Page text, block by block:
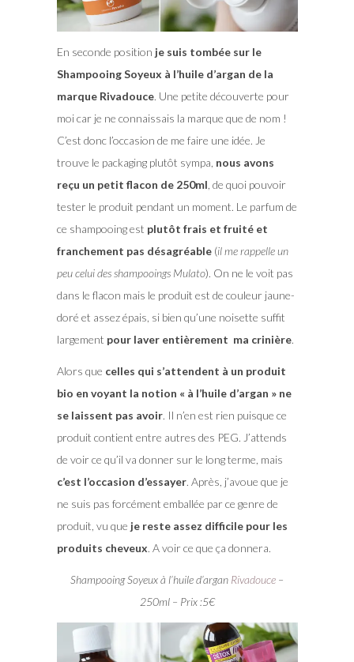
En seconde position je suis tombée sur le
Shampooing Soyeux à l’huile d’argan de la
marque Rivadouce. Une petite découverte pour
moi car je ne connaissais la marque que de nom !
C’est donc l’occasion de me faire une idée. Je
trouve le packaging plutôt sympa, nous avons
reçu un petit flacon de 250ml , de quoi pouvoir
tester le produit pendant un moment. Le parfum de
ce shampooing est plutôt frais et fruité et
franchement pas désagréable(il me rappelle un
peu celui des shampooings Mulato). On ne le voit pas
dans le flacon mais le produit est de couleur jaune-
doré et assez épais, si bien qu’une noisette suffit
largement pour laver entièrement ma crinière.
Alors que celles qui s’attendent à un produit
bio en voyant la notion « à l’huile d’argan » ne
se laissent pas avoir. Il n’en est rien puisque ce
produit contient entre autres des PEG. J’attends
de voir ce qu’il va donner sur le long terme, mais
c’est l’occasion d’essayer. Après, j’avoue que je
ne suis pas forcément emballée par ce genre de
produit, vu que je reste assez difficile pour les
produits cheveux. A voir ce que ça donnera.
Shampooing Soyeux à l’huile d’argan Rivadouce –
250ml – Prix :5€